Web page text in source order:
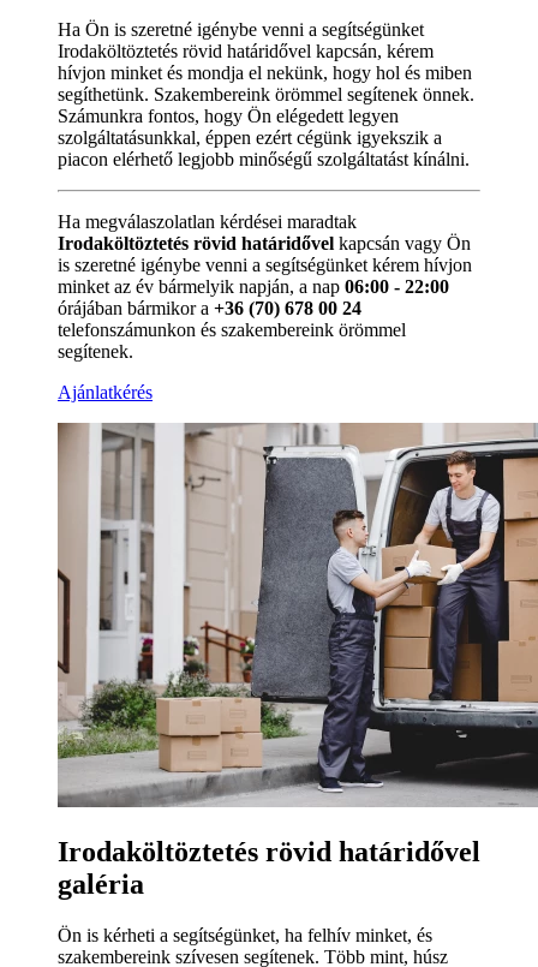
Ha Ön is szeretné igénybe venni a segítségünket
Irodaköltöztetés rövid határidővel kapcsán, kérem
hívjon minket és mondja el nekünk, hogy hol és miben
segíthetünk. Szakembereink örömmel segítenek önnek.
Számunkra fontos, hogy Ön elégedett legyen
szolgáltatásunkkal, éppen ezért cégünk igyekszik a
piacon elérhető legjobb minőségű szolgáltatást kínálni.
Ha megválaszolatlan kérdései maradtak
Irodaköltöztetés rövid határidővel kapcsán vagy Ön
is szeretné igénybe venni a segítségünket kérem hívjon
minket az év bármelyik napján, a nap 06:00 - 22:00
órájában bármikor a +36 (70) 678 00 24
telefonszámunkon és szakembereink örömmel
segítenek.
Ajánlatkérés
Irodaköltöztetés rövid határidővel
galéria
Ön is kérheti a segítségünket, ha felhív minket, és
szakembereink szívesen segítenek. Több mint, húsz